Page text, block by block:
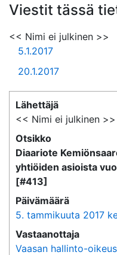
Viestit tässä
<< Nimi ei julkinen >>
5.1.2017
20.1.2017
Lähettäjä
<< Nimi ei julkinen >>
Otsikko
Diaariote
yhtiöiden asioista
[#413]
Päivämäärä
5. tammikuuta 2017
Vastaanottaja
Vaasan hallinto-oikeus